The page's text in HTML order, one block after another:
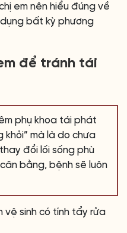
em nên hiểu đúng về
bất kỳ phương
để tránh tái
phụ khoa tái phát
khỏi” mà là do chưa
đổi lối sống phù
bằng, bệnh sẽ luôn
vệ sinh có tính tẩy rửa